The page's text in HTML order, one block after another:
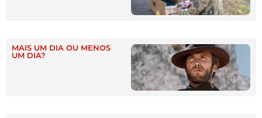
MAIS UM DIA OU MENOS
UM DIA?